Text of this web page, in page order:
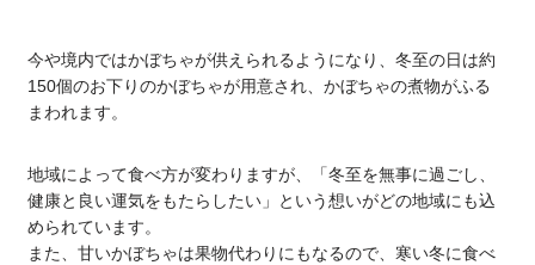
今や境内ではかぼちゃが供えられるようになり、冬至の日は約
150個のお下りのかぼちゃが用意され、かぼちゃの煮物がふる
まわれます。
地域によって食べ方が変わりますが、「冬至を無事に過ごし、
健康と良い運気をもたらしたい」という想いがどの地域にも込
められています。
また、甘いかぼちゃは果物代わりにもなるので、寒い冬に食べ